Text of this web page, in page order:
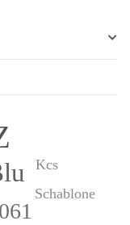
061
Kcs
Schablone